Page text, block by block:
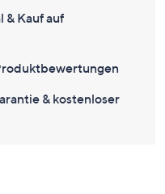
& Kauf auf
& kostenloser